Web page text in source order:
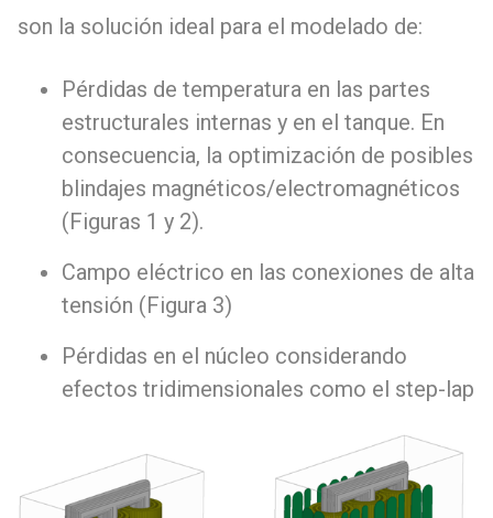
son la solución ideal para el modelado de:
Pérdidas de temperatura en las partes
estructurales internas y en el tanque. En
consecuencia, la optimización de posibles
blindajes magnéticos/electromagnéticos
(Figuras 1 y 2).
Campo eléctrico en las conexiones de alta
tensión (Figura 3)
Pérdidas en el núcleo considerando
efectos tridimensionales como el step-lap